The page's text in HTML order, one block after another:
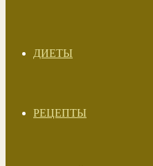
ДИЕТЫ
РЕЦЕПТЫ